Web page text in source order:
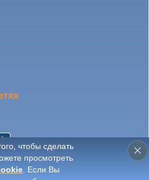
Reserved. Запрещено копирование без
ссылки на сайт
чтобы сделать
просмотреть
. Если Вы